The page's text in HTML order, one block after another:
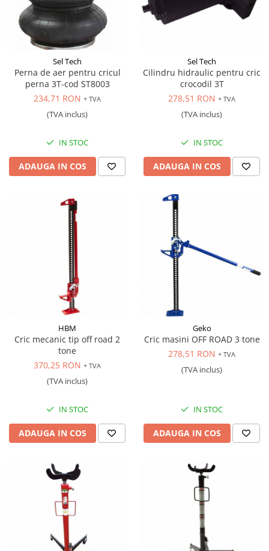
Sel Tech
Perna de aer pentru cricul
perna 3T-cod ST8003
234,71 RON + TVA
(TVA inclus)
IN STOC
ADAUGA IN COS
Sel Tech
Cilindru hidraulic pentru cric
crocodil 3T
278,51 RON + TVA
(TVA inclus)
IN STOC
ADAUGA IN COS
HBM
Cric mecanic tip off road 2
tone
370,25 RON + TVA
(TVA inclus)
IN STOC
ADAUGA IN COS
Geko
Cric masini OFF ROAD 3 tone
278,51 RON + TVA
(TVA inclus)
IN STOC
ADAUGA IN COS